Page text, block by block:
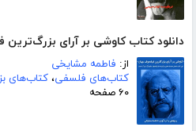
دانلود کتاب کاوشی بر آرای
از: فاطمه مشایخی
کتاب‌های فلسفی، کتاب‌های
۶۰ صفحه